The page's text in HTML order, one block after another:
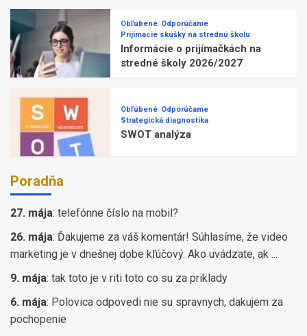
Obľúbené Odporúčame
Prijímacie skúšky na strednú školu
Informácie o prijímačkách na
stredné školy 2026/2027
Obľúbené Odporúčame
Strategická diagnostika
SWOT analýza
Poradňa
27. mája: telefónne číslo na mobil?
26. mája: Ďakujeme za váš komentár! Súhlasíme, že video
marketing je v dnešnej dobe kľúčový. Ako uvádzate, ak ...
9. mája: tak toto je v riti toto co su za priklady
6. mája: Polovica odpovedi nie su spravnych, dakujem za
pochopenie